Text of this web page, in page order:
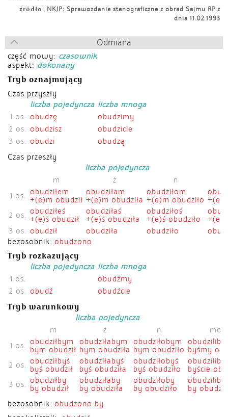
źródło: NKJP: Sprawozdanie stenograficzne z obrad Sejmu RP z
dnia 11.02.1993
Odmiana
część mowy: czasownik
aspekt: dokonany
Tryb oznajmujący
Czas przyszły
liczba pojedyncza liczba mnoga
1 os. obudzę
obudzimy
2 os. obudzisz
obudzicie
3 os. obudzi
obudzą
Czas przeszły
liczba pojedyncza
m
ż
n
1 os. obudziłem
+(e)m obudził
obudziłam
+(e)m obudziła
obudziłom
+(e)m obudziło
2 os. obudziłeś
+(e)ś obudził
obudziłaś
+(e)ś obudziła
obudziłoś
+(e)ś obudziło
3 os. obudził obudziła obudziło
bezosobnik: obudzono
Tryb rozkazujący
liczba pojedyncza liczba mnoga
1 os.
obudźmy
2 os. obudź obudźcie
Tryb warunkowy
liczba pojedyncza
m
ż n
mo
1 os. obudziłbym
bym obudził
obudziłabym
bym obudziła
obudziłobym
bym obudziło byśmy
2 os. obudziłbyś
byś obudził
obudziłabyś
byś obudziła
obudziłobyś
byś obudziło
byście
3 os. obudziłby
by obudził
obudziłaby
by obudziła
obudziłoby
by obudziło
obudziliby
by obudzili
bezosobnik: obudzono by